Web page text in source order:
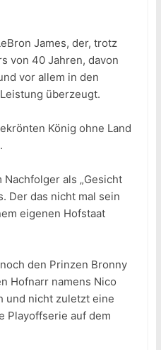
James, der, trotz
von 40 Jahren, davon
vor allem in den
überzeugt.
König ohne Land
als „Gesicht
Der das nicht mal sein
eigenen Hofstaat
den Prinzen Bronny
Hofnarr namens Nico
und nicht zuletzt eine
Playoffserie auf dem